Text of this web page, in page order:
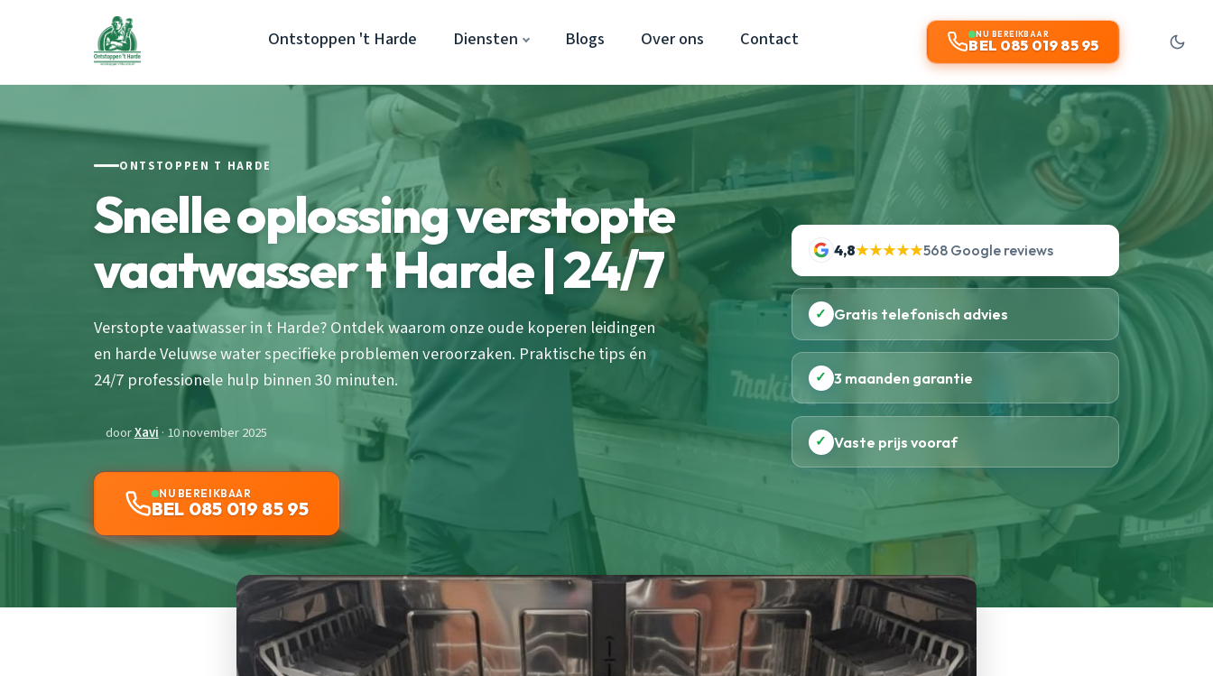
Ontstoppen 't Harde Diensten Blogs Over ons Contact NU BEREIKBAAR
BEL 085 019 85 95
ONTSTOPPEN T HARDE
Snelle oplossing verstopte
vaatwasser t Harde | 24/7
Verstopte vaatwasser in t Harde? Ontdek waarom onze oude koperen leidingen
en harde Veluwse water specifieke problemen veroorzaken. Praktische tips én
24/7 professionele hulp binnen 30 minuten.
doorXavi · 10 november 2025
NU BEREIKBAAR
BEL 085 019 85 95
4,8★★★★★568 Google reviews
✓ Gratis telefonisch advies
✓ 3 maanden garantie
✓ Vaste prijs vooraf